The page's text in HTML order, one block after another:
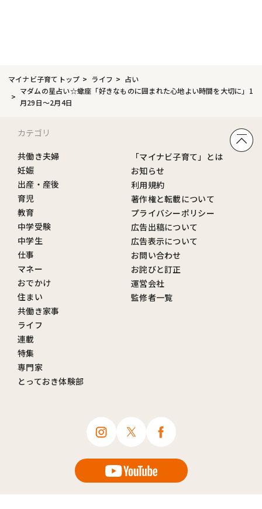
マイナビ子育てトップ ライフ
占い
マダムの星占い☆蠍座「好きなものに囲まれた心地よい時間を大切に」1
月29日～2月4日
カテゴリ
共働き夫婦
妊娠
出産・産後
育児
教育
中学受験
中学生
仕事
マネー
おでかけ
住まい
共働き家事
ライフ
連載
特集
専門家
とっておき体験部
「マイナビ子育て」とは
お知らせ
利用規約
著作権と転載について
プライバシーポリシー
広告出稿について
広告表示について
お問い合わせ
お詫びと訂正
運営会社
監修者一覧